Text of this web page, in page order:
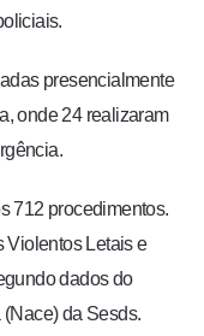
presencialmente
onde 24 realizaram
712 procedimentos.
Violentos Letais e
dados do
da Sesds.